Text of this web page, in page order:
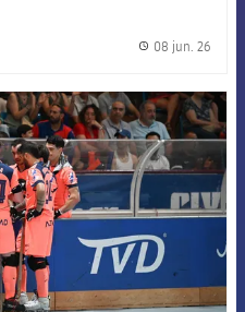
08 jun. 26
FCB Barcelona badge